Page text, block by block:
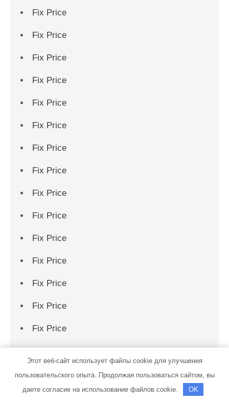
Fix Price
Fix Price
Fix Price
Fix Price
Fix Price
Fix Price
Fix Price
Fix Price
Fix Price
Fix Price
Fix Price
Fix Price
Fix Price
Fix Price
Fix Price
Fix Price
Fix Price
Этот веб-сайт использует файлы cookie для улучшения
пользовательского опыта. Продолжая пользоваться сайтом, вы
даете согласие на использование файлов cookie.
OK